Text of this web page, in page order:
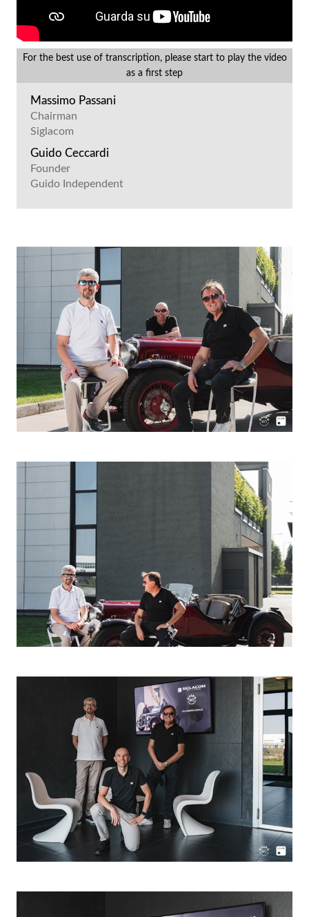
For the best use of transcription, please start to play the video
as a first step
Massimo Passani
Chairman
Siglacom
Guido Ceccardi
Founder
Guido Independent